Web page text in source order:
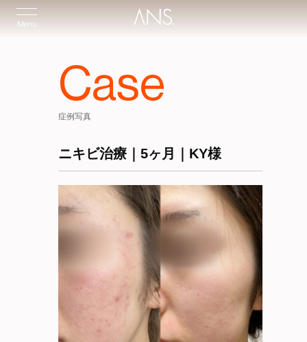
Menu
Case
症例写真
ニキビ治療｜5ヶ月｜KY様